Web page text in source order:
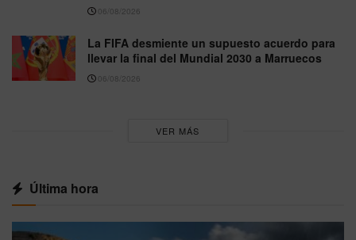
06/08/2026
La FIFA desmiente un supuesto acuerdo para
llevar la final del Mundial 2030 a Marruecos
06/08/2026
VER MÁS
Última hora